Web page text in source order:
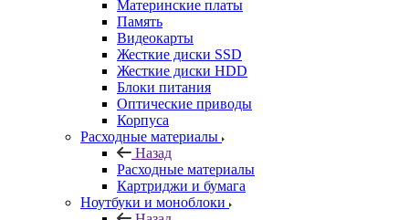
Материнские платы
Память
Видеокарты
Жесткие диски SSD
Жесткие диски HDD
Блоки питания
Оптические приводы
Корпуса
Расходные материалы
Назад
Расходные материалы
Картриджи и бумага
Ноутбуки и моноблоки